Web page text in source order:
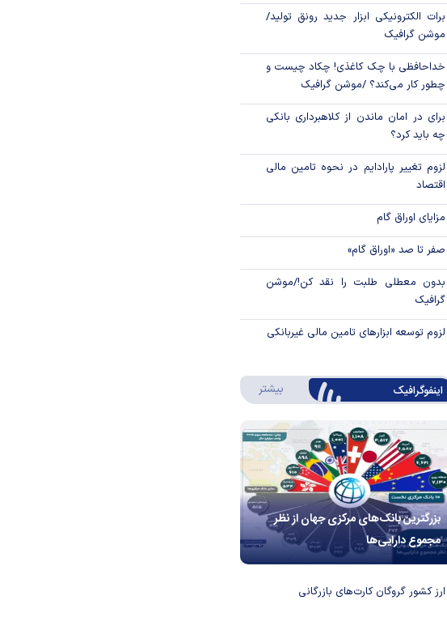
برات الکترونیکی ابزار جدید رونق تولید/
موشن گرافیک
خداحافظی با چک کاغذی! چکاد چیست و
چطور کار می‌کند؟ /موشن گرافیک
برای در امان ماندن از کلاهبرداری بانکی
چه باید کرد؟
لزوم تغییر پارادایم در نحوه تامین مالی
اقتصاد
مزایای اوراق گام
صفر تا صد «اوراق گام»
بدون معطلی طلبت را نقد کن!/موشن
گرافیک
لزوم توسعه ابزارهای تامین مالی غیربانکی
اینفوگرافیک بیشتر درباره اینفوگرافیک
بزرگترین بانک‌های مرکزی جهان از نظر
مجموع دارایی‌ها
ارز کشور گروگان کارت‌های بازرگانی